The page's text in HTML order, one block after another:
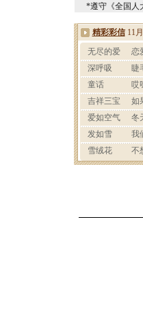
*遵守《全国人